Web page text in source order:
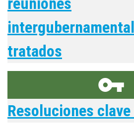
tratados
vpn_key
Resoluciones